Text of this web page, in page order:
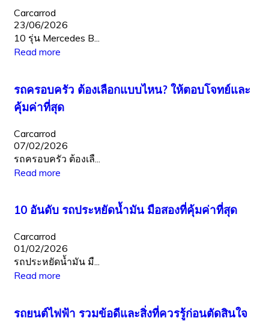
Carcarrod
23/06/2026
10 รุ่น Mercedes B...
Read more
รถครอบครัว ต้องเลือกแบบไหน? ให้ตอบโจทย์และ
คุ้มค่าที่สุด
Carcarrod
07/02/2026
รถครอบครัว ต้องเลื...
Read more
10 อันดับ รถประหยัดน้ำมัน มือสองที่คุ้มค่าที่สุด
Carcarrod
01/02/2026
รถประหยัดน้ำมัน มื...
Read more
รถยนต์ไฟฟ้า รวมข้อดีและสิ่งที่ควรรู้ก่อนตัดสินใจ